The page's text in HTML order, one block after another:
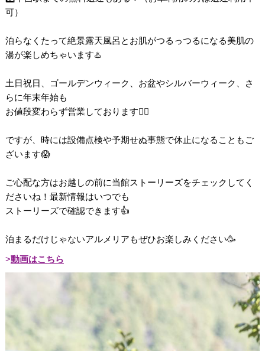
可）
泊らなくたって絶景露天風呂とお肌がつるっつるになる美肌の
湯が楽しめちゃいます♨️
土日祝日、ゴールデンウィーク、お盆やシルバーウィーク、さ
らに年末年始も
お値段変わらず営業しております💁‍♀️
ですが、時には設備点検や予期せぬ事態で休止になることもご
ざいます😱
ご心配な方はお越しの前に当館ストーリーズをチェックしてく
ださいね！最新情報はいつでも
ストーリーズで確認できます👍
泊まるだけじゃないアルメリアもぜひお楽しみください🥳
動画はこちら